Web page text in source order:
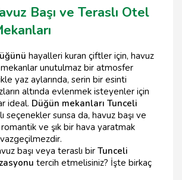
Başı ve Teraslı Otel
hayalleri kuran çiftler için, havuz
mekanlar unutulmaz bir atmosfer
yaz aylarında, serin bir esinti
altında evlenmek isteyenler için
ideal. Düğün mekanları Tunceli
seçenekler sunsa da, havuz başı ve
ve şık bir hava yaratmak
başı veya teraslı bir Tunceli
tercih etmelisiniz? İşte birkaç